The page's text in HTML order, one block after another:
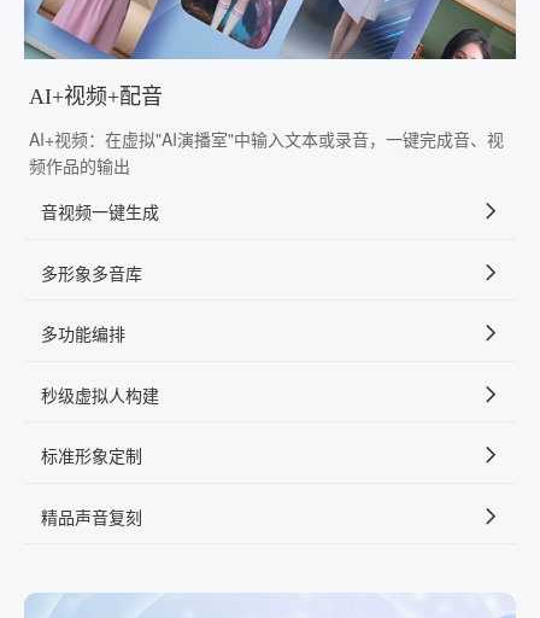
AI+视频+配音
AI+视频：在虚拟"AI演播室"中输入文本或录音，一键完成音、视
频作品的输出
音视频一键生成
多形象多音库
多功能编排
秒级虚拟人构建
标准形象定制
精品声音复刻